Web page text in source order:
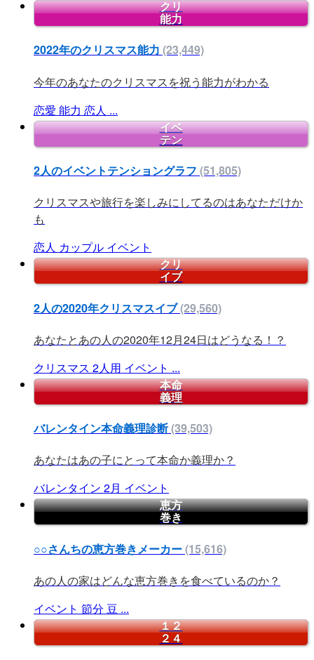
クリ
能力
2022年のクリスマス能力 (23,449)
今年のあなたのクリスマスを祝う能力がわかる
恋愛 能力 恋人 ...
イベ
テン
2人のイベントテンショングラフ (51,805)
クリスマスや旅行を楽しみにしてるのはあなただけか
も
恋人 カップル イベント
クリ
イブ
2人の2020年クリスマスイブ(29,560)
あなたとあの人の2020年12月24日はどうなる！？
クリスマス 2人用 イベント ...
本命
義理
バレンタイン本命義理診断(39,503)
あなたはあの子にとって本命か義理か？
バレンタイン 2月 イベント
恵方
巻き
○○さんちの恵方巻きメーカー(15,616)
あの人の家はどんな恵方巻きを食べているのか？
イベント 節分 豆 ...
１２
２４